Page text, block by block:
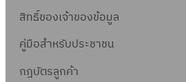
สิทธิ์ของเจ้าของข้อมูล
คู่มือสำหรับประชาชน
กฎบัตรลูกค้า